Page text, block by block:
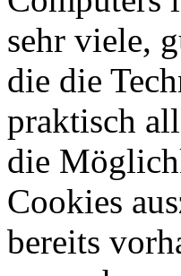
sehr viele,
die die
praktisch
die
Cookies
bereits